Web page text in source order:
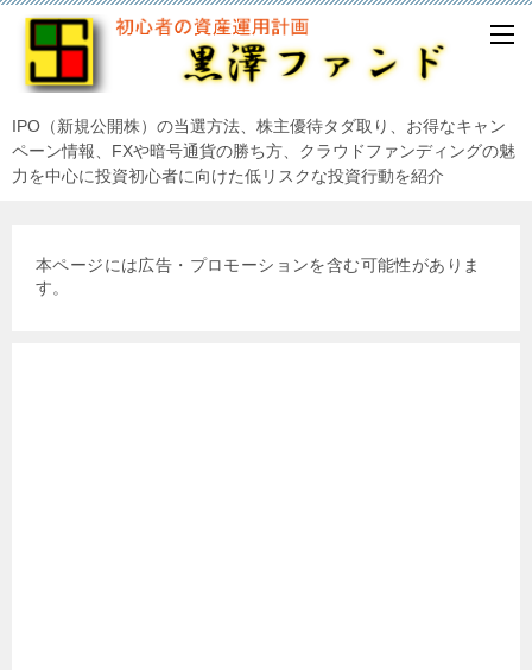
IPO（新規公開株）の当選方法、株主優待タダ取り、お得なキャン
ペーン情報、FXや暗号通貨の勝ち方、クラウドファンディングの魅
力を中心に投資初心者に向けた低リスクな投資行動を紹介
本ページには広告・プロモーションを含む可能性がありま
す。